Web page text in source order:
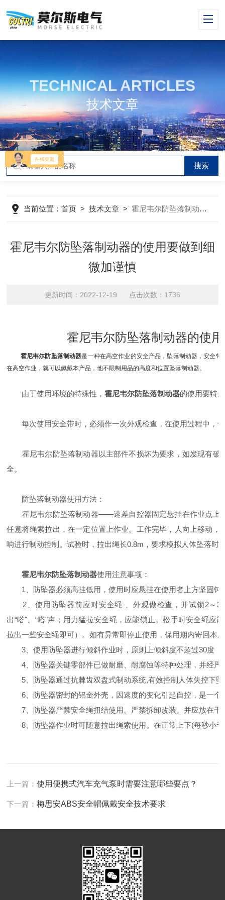
TECHNICAL ARTICLES
技术文章
当前位置：首页 >技术文章 >霍尼韦尔防坠落制动器的使用要做到细微加谨慎
霍尼韦尔防坠落制动器的使用要做到细
微加谨慎
更新时间：2022-12-19 点击次数：1736
霍尼韦尔防坠落制动器的使
霍尼韦尔防坠落制动器是一种在高空作业的安全产品，坠落制动器，安全
在高空作业，就可以佩戴本产品，他不限制用品的高度和位置坠落制动器。
由于使用环境的特殊性，霍尼韦尔防坠落制动器的使用要特
每次使用安全带时，必须作一次外观检查，在使用过程中，
霍尼韦尔防坠落制动器以主部件不损坏为要求，如发现有破
全。
防坠落制动器使用方法：
霍尼韦尔防坠落制动器——速差自控器固定悬挂在作业点上
任意将绳索拉出，在一定位置上作业。工作完毕，人向上移动
响进行制动控制。试验时，拉出绳长0.8m，要求模拟人体坠落时
霍尼韦尔防坠落制动器使用注意事项：
1、防坠器必须高挂低用，使用时应悬挂在使用者上方坚固钝
2、使用防坠器前应对安全绳 、外观做检查，并试锁2～3
出“嗒"、“嗒"声；用力猛拉安全绳，应能锁止。松手时安全绳应
拉出一些安全绳即可）。如有异常即停止使用，保用期内寄回本
3、使用防坠器进行倾斜作业时，原则上倾斜度不超过30度 ，
4、防坠器关键零部件已做耐磨、耐腐蚀等特种处理，并经严
5、防坠器通过抗棘齿双盘式制动系统,有效控制人体失控下坠
6、防坠器密封的铝金外壳，因速度的变化引起自控，是一个
7、防坠器严禁安全绳扭结使用。严禁拆卸改装。并应放在干
8、防坠器作业时可随意拉出绳索使用。在正常上下(每秒小于
上一篇：使用便携式汽车充气泵时需要注意哪些要点？
下一篇：梅思安ABS安全帽佩戴安全技术要求